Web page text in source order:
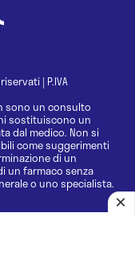
| P.IVA
sono un consulto
sostituiscono un
dal medico. Non si
come suggerimenti
di un
un farmaco senza
o uno specialista.